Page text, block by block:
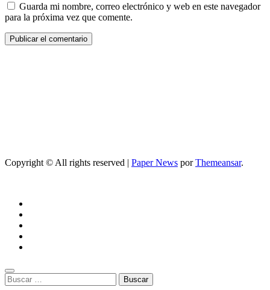
Guarda mi nombre, correo electrónico y web en este navegador
para la próxima vez que comente.
Copyright © All rights reserved | Paper News porThemeansar.
Buscar: